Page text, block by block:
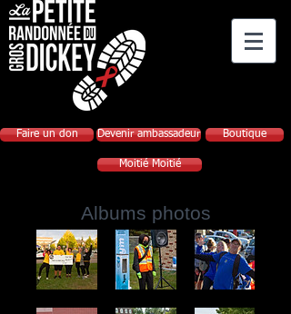
Faire un don Devenir ambassadeur Boutique
Moitié Moitié
Albums photos